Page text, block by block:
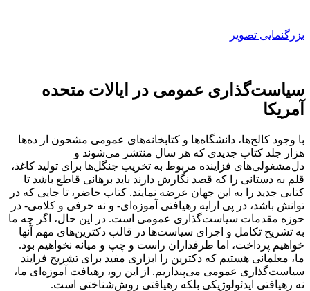
بزرگنمایی تصویر
سیاست‌گذاری عمومی در ایالات متحده
آمریکا
با وجود کالج‌ها، دانشگاه‌ها و کتابخانه‌های عمومی مشحون از ده‌ها
هزار جلد کتاب جدیدی که هر سال منتشر می‌شوند و
دل‌مشغولی‌های فزاینده مربوط به تخریب جنگل‌ها برای تولید کاغذ،
قلم به دستانی را که قصد نگارش دارند باید برهانی قاطع باشد تا
کتابی جدید را به این جهان عرضه نمایند. کتاب حاضر، تا جایی که در
توانش باشد، در پی ارایه رهیافتی آموزه‌ای- و نه حرفی و کلامی- در
حوزه مقدمات سیاست‌گذاری عمومی است. در این حال، اگر چه ما
به تشریح تکامل و اجرای سیاست‌ها در قالب دکترین‌های مهم آنها
خواهیم پرداخت، اما طرفداران راست و چپ و میانه نخواهیم بود.
ما، معلمانی هستیم که دکترین را ابزاری مفید برای تشریح فرایند
سیاست‌گذاری عمومی می‌پنداریم. از این رو، رهیافت آموزه‌ای ما،
نه رهیافتی ایدئولوژیکی بلکه رهیافتی روش‌شناختی است.